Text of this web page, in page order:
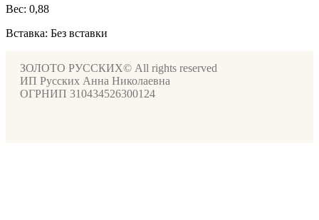
Вес: 0,88
Вставка: Без вставки
ЗОЛОТО РУССКИХ© All rights reserved
ИП Русских Анна Николаевна
ОГРНИП 310434526300124